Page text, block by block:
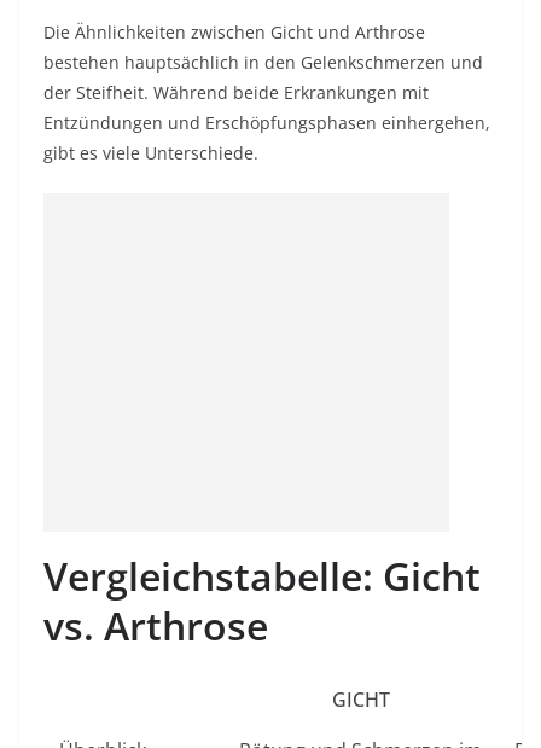
Die Ähnlichkeiten zwischen Gicht und Arthrose
bestehen hauptsächlich in den Gelenkschmerzen und
der Steifheit. Während beide Erkrankungen mit
Entzündungen und Erschöpfungsphasen einhergehen,
gibt es viele Unterschiede.
Vergleichstabelle: Gicht
vs. Arthrose
GICHT